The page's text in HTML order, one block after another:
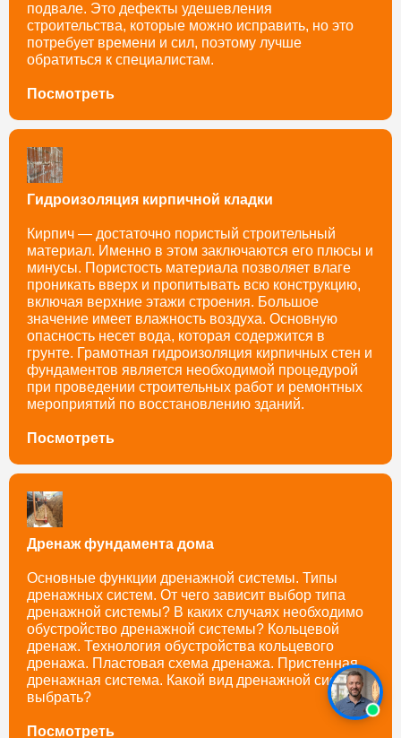
подвале. Это дефекты удешевления
строительства, которые можно исправить, но это
потребует времени и сил, поэтому лучше
обратиться к специалистам.
Посмотреть
Гидроизоляция кирпичной кладки
Кирпич — достаточно пористый строительный
материал. Именно в этом заключаются его плюсы и
минусы. Пористость материала позволяет влаге
проникать вверх и пропитывать всю конструкцию,
включая верхние этажи строения. Большое
значение имеет влажность воздуха. Основную
опасность несет вода, которая содержится в
грунте. Грамотная гидроизоляция кирпичных стен и
фундаментов является необходимой процедурой
при проведении строительных работ и ремонтных
мероприятий по восстановлению зданий.
Посмотреть
Дренаж фундамента дома
Основные функции дренажной системы. Типы
дренажных систем. От чего зависит выбор типа
дренажной системы? В каких случаях необходимо
обустройство дренажной системы? Кольцевой
дренаж. Технология обустройства кольцевого
дренажа. Пластовая схема дренажа. Пристенная
дренажная система. Какой вид дренажной системы
выбрать?
Посмотреть